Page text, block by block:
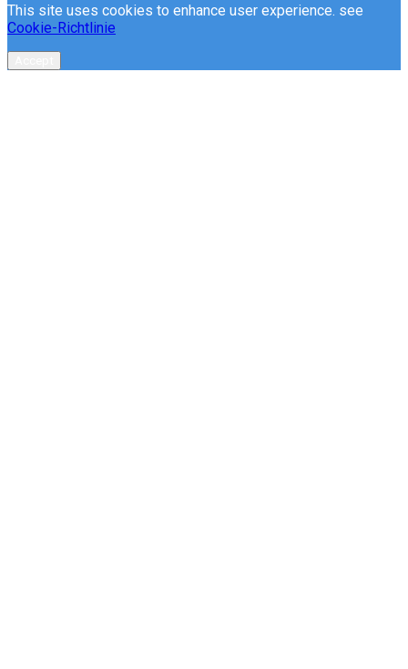
This site uses cookies to enhance user experience. see
Cookie-Richtlinie